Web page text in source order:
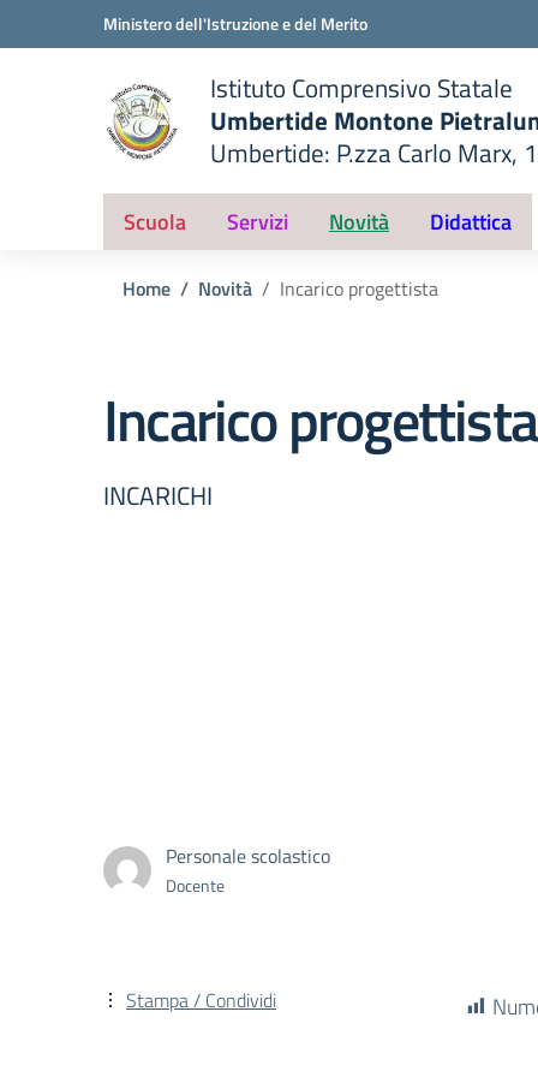
Vai ai contenuti
Vai al menu di navigazioneMinistero dell'Istruzione e del Merito
scuola
Istituto Comprensivo Statale
Umbertide Montone
Umbertide: P.zza Carlo
— Visita la pagina iniziale della
Scuola Servizi Novità Didattica
Home Novità Incarico progettista
Incarico progettista
INCARICHI
Personale scolastico
Docente
Stampa / Condividi